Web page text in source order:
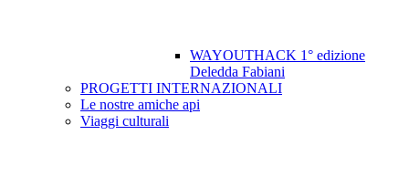
WAYOUTHACK 1° edizione
Deledda Fabiani
PROGETTI INTERNAZIONALI
Le nostre amiche api
Viaggi culturali